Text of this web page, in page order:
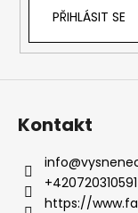
PŘIHLÁSIT SE
Kontakt
info@
+420720310591
https://